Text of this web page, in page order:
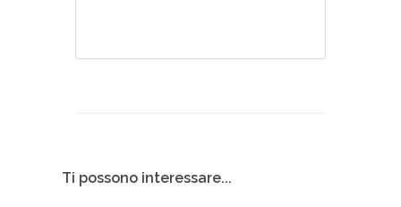
Ti possono interessare...